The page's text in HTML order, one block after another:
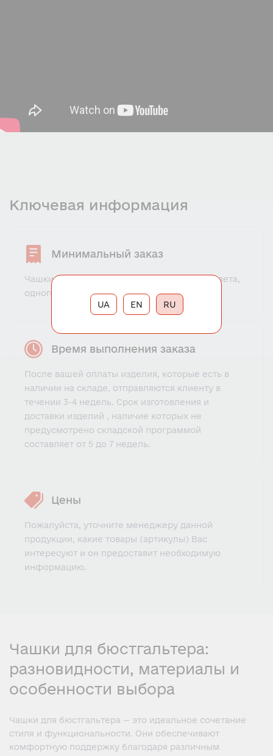
Ключевая информация
Минимальный заказ
Чашки для бюстгальтера - 30 пар (одного цвета,
одного размера).
Время выполнения заказа
После вашей оплаты изделия, которые есть в
наличии на складе, отправляются клиенту в
течении 3-4 недель. Срок изготовления и
доставки изделий , наличие которых не
предусмотрено складской программой
составляет от 5 до 7 недель.
Цены
Пожалуйста, уточните менеджеру данной
продукции, какие товары (артикулы) Вас
интересуют и он предоставит необходимую
информацию.
Чашки для бюстгальтера:
разновидности, материалы и
особенности выбора
Чашки для бюстгальтера — это идеальное сочетание
стиля и функциональности. Они обеспечивают
комфортную поддержку благодаря различным
RU
UA EN